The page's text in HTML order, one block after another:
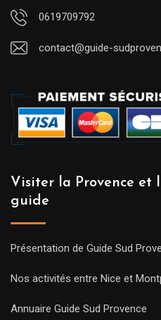
0619709792
contact@guide-
Visiter la Provence et
guide
Présentation de Guide Sud
Nos activités entre Nice et
Annuaire Guide Sud Provence